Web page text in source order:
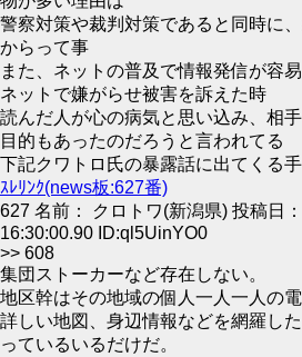
警察対策や裁判対策であると同時に
からって事
また、ネットの普及で情報発信が容
ネットで嫌がらせ被害を訴えた時
読んだ人が心の病気と思い込み、相
目的もあったのだろうと言われてる
下記クワトロ氏の暴露話に出てくる
ｽﾚﾘﾝｸ(news板:627番)
627 名前： クロトワ(新潟県) 投稿日
16:30:00.90 ID:ql5UinYO0
>> 608
集団ストーカーなど存在しない。
地区幹はその地域の個人一人一人の電
詳しい地図、身辺情報などを網羅し
っているいるだけだ。